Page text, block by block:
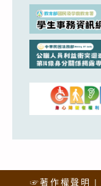
☞著作權聲明